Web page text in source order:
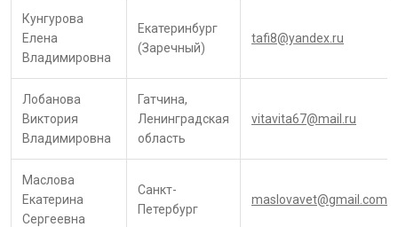
Кунгурова
Елена
Владимировна
Екатеринбург
(Заречный)
tafi8@yandex.ru
Лобанова
Виктория
Владимировна
Гатчина,
Ленинградская
область
vitavita67@mail.ru
Маслова
Екатерина
Сергеевна
Санкт-
Петербург
maslovavet@gmail.com